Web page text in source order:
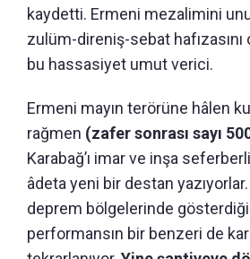
kaydetti. Ermeni mezalimini
zulüm-direniş-sebat hafızasını
bu hassasiyet umut verici.
Ermeni mayın terörüne hâlen
rağmen (zafer sonrası sayı
Karabağ’ı imar ve inşa
âdeta yeni bir destan yazıyorlar.
deprem bölgelerinde
performansın bir benzeri de